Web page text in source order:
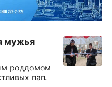
мужья
роддомом
пап.